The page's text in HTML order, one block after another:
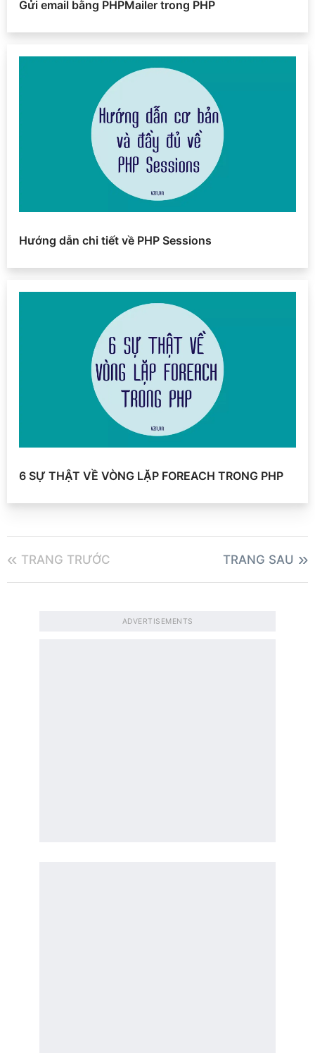
Gửi email bằng PHPMailer trong PHP
Hướng dẫn chi tiết về PHP Sessions
6 SỰ THẬT VỀ VÒNG LẶP FOREACH TRONG PHP
TRANG TRƯỚC TRANG SAU
ADVERTISEMENTS